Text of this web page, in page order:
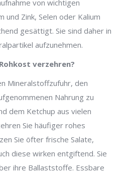
von wichtigen
und Zink, Selen oder Kalium
gesättigt. Sie sind daher in
aufzunehmen.
verzehren?
Mineralstoffzufuhr, den
Nahrung zu
dem Ketchup aus vielen
Sie häufiger rohes
Sie öfter frische Salate,
diese wirken entgiftend. Sie
ihre Ballaststoffe. Essbare